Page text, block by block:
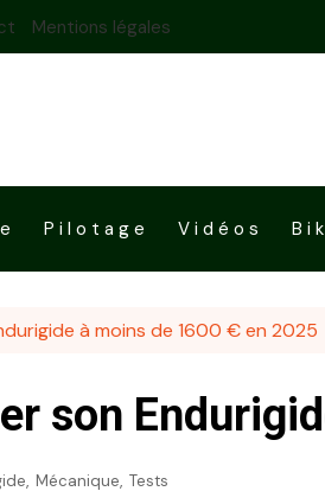
Mentions légales
Pilotage Vidéos
à moins de 1600 € en 2025
son
, Mécanique, Tests